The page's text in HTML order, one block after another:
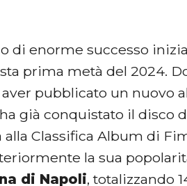
di enorme successo
prima metà del 2024.
pubblicato un nuovo
già conquistato il disco
Classifica Album di
la sua
di Napoli, totalizzando